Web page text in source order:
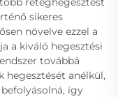
sikeres
növelve ezzel a
a kiváló hegesztési
továbbá
hegesztését anélkül,
így